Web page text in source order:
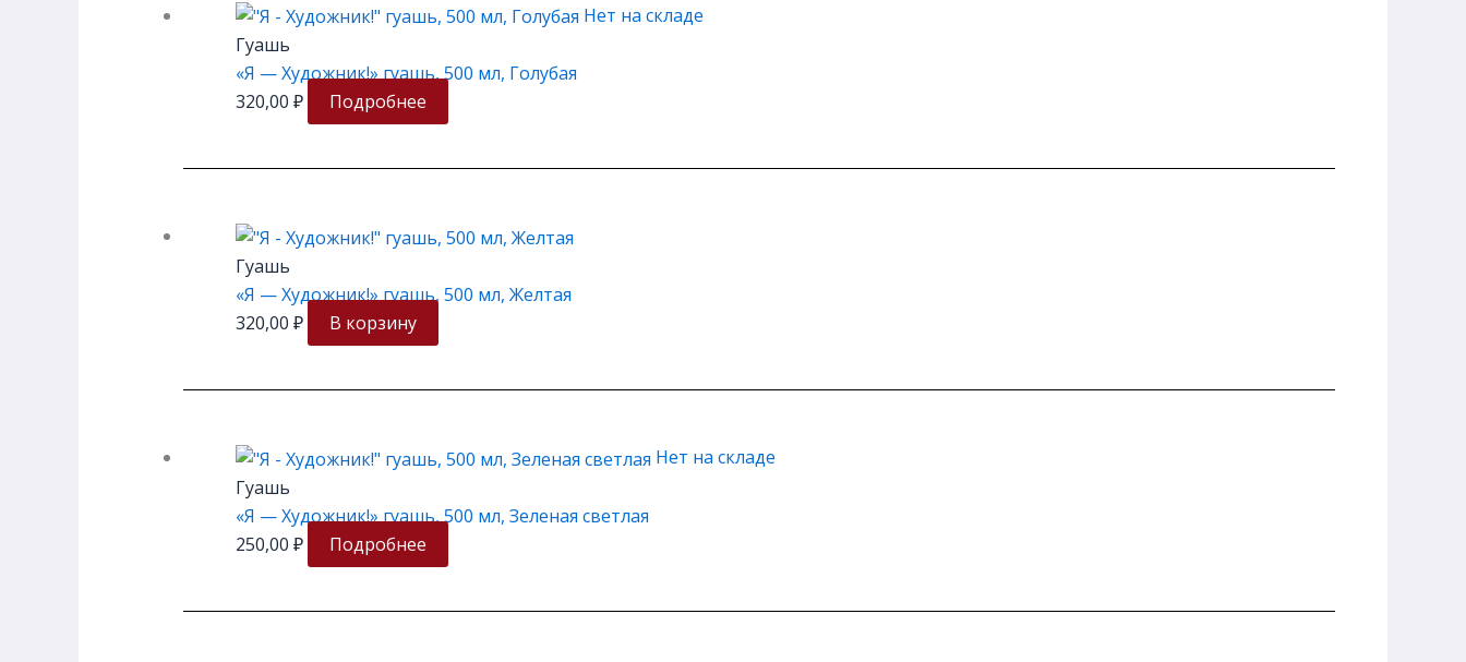
Нет на складе
Гуашь
«Я — Художник!» гуашь, 500 мл, Голубая
320,00 ₽ Подробнее
Гуашь
«Я — Художник!» гуашь, 500 мл, Желтая
320,00 ₽ В корзину
Нет на складе
Гуашь
«Я — Художник!» гуашь, 500 мл, Зеленая светлая
250,00 ₽ Подробнее